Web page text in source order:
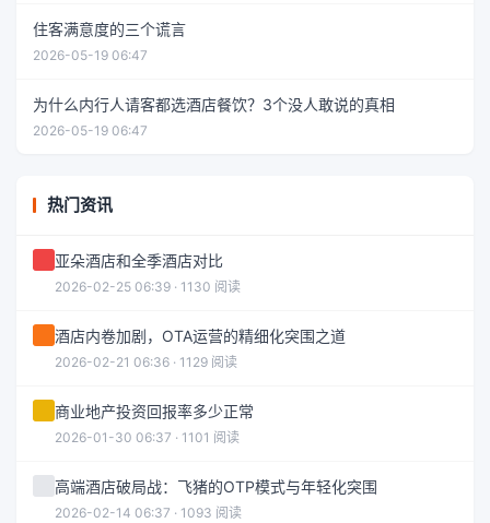
住客满意度的三个谎言
2026-05-19 06:47
为什么内行人请客都选酒店餐饮？3个没人敢说的真相
2026-05-19 06:47
热门资讯
亚朵酒店和全季酒店对比
2026-02-25 06:39 · 1130 阅读
酒店内卷加剧，OTA运营的精细化突围之道
2026-02-21 06:36 · 1129 阅读
商业地产投资回报率多少正常
2026-01-30 06:37 · 1101 阅读
高端酒店破局战：飞猪的OTP模式与年轻化突围
2026-02-14 06:37 · 1093 阅读